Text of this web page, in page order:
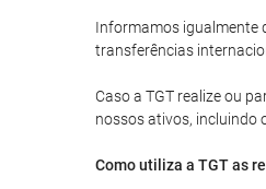
Informamos igualmente
transferências
Caso a TGT realize ou
nossos ativos, incluindo
Como utiliza a TGT as